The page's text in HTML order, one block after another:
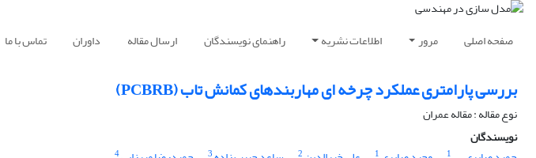
صفحه اصلی مرور اطلاعات نشریه راهنمای نویسندگان ارسال مقاله داوران تماس با ما
بررسی پارامتری عملکرد چرخه ای مهاربندهای کمانش تاب (PCBRB)
نوع مقاله : مقاله عمران
نویسندگان
1
1
2
3
4